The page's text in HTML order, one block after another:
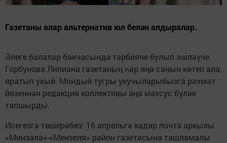
Газетаны алар альтернатив юл белән алдыралар.
Әлеге балалар бакчасында тәрбияче булып эшләүче
Горбунова Лилиана газетаның һәр яңа санын көтеп ала,
яратып укый. Мондый тугры укучыларыбызга рәхмәт
йөзеннән редакция коллективы аңа махсус бүләк
тапшырды.
Исегезгә төшерәбез: 16 апрельгә кадәр почта аркылы
«Минзәлә»-«Мензеля» район газетасына ташламалы